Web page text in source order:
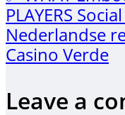
PLAYERS
Nederlandse
Casino Verde
Leave a